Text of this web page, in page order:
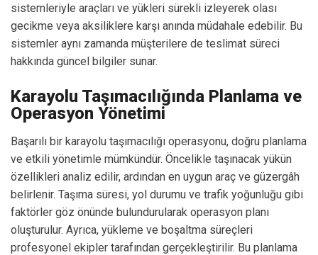
sistemleriyle araçları ve yükleri sürekli izleyerek olası
gecikme veya aksiliklere karşı anında müdahale edebilir. Bu
sistemler aynı zamanda müşterilere de teslimat süreci
hakkında güncel bilgiler sunar.
Karayolu Taşımacılığında Planlama ve
Operasyon Yönetimi
Başarılı bir karayolu taşımacılığı operasyonu, doğru planlama
ve etkili yönetimle mümkündür. Öncelikle taşınacak yükün
özellikleri analiz edilir, ardından en uygun araç ve güzergâh
belirlenir. Taşıma süresi, yol durumu ve trafik yoğunluğu gibi
faktörler göz önünde bulundurularak operasyon planı
oluşturulur. Ayrıca, yükleme ve boşaltma süreçleri
profesyonel ekipler tarafından gerçekleştirilir. Bu planlama